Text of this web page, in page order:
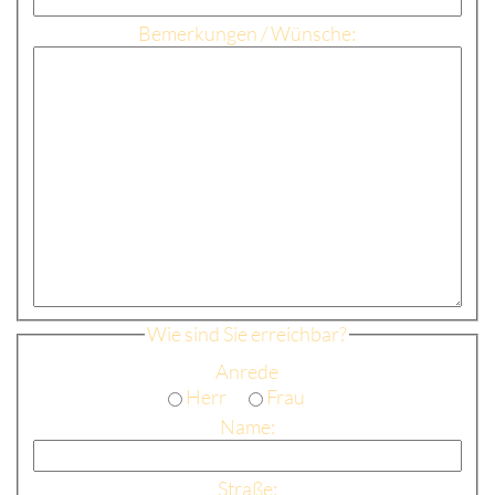
Bemerkungen / Wünsche:
Wie sind Sie erreichbar?
Anrede
Herr
Frau
Name:
Straße: